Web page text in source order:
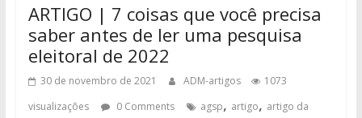
ARTIGO | 7 coisas que você precisa
saber antes de ler uma pesquisa
eleitoral de 2022
30 de novembro de 2021 ADM-artigos
1073
visualizações
0 Comments agsp, artigo, artigo da